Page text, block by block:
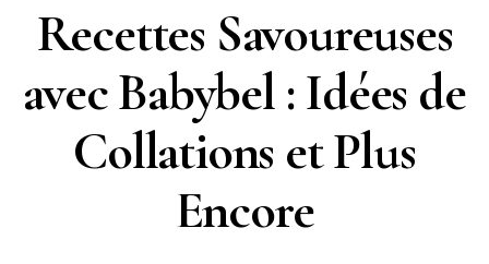
Recettes Savoureuses
avec Babybel : Idées de
Collations et Plus
Encore